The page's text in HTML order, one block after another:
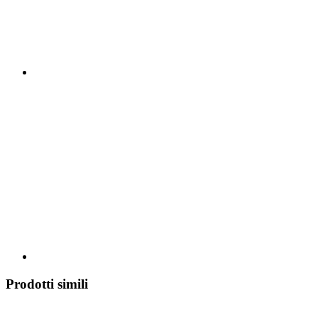
Prodotti simili